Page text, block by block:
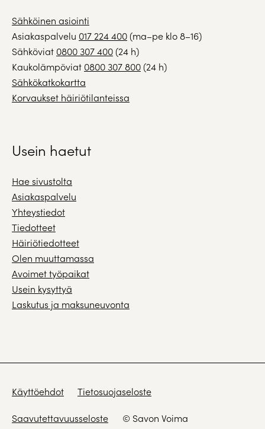
Sähköinen asiointi
Asiakaspalvelu 017 224 400(ma–pe klo 8–16)
Sähköviat 0800 307 400(24 h)
Kaukolämpöviat 0800 307 800(24 h)
Sähkökatkokartta
Korvaukset häiriötilanteissa
Usein haetut
Hae sivustolta
Asiakaspalvelu
Yhteystiedot
Tiedotteet
Häiriötiedotteet
Olen muuttamassa
Avoimet työpaikat
Usein kysyttyä
Laskutus ja maksuneuvonta
Käyttöehdot Tietosuojaseloste
Saavutettavuusseloste © Savon Voima